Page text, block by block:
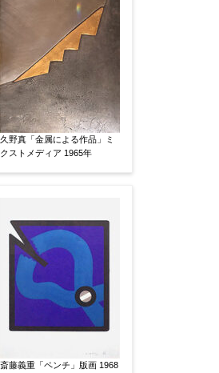
久野真「金属による作品」ミ
クストメディア 1965年
斎藤義重「ペンチ」版画 1968